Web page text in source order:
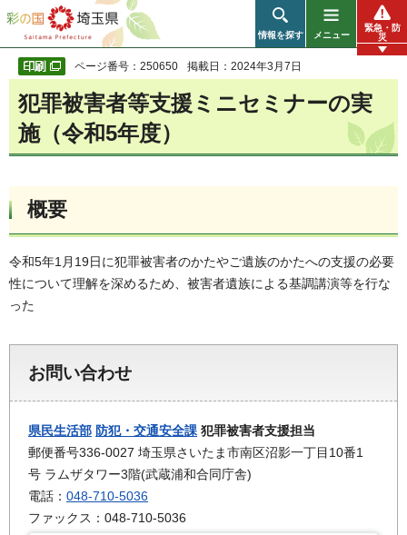
彩の国 埼玉県
情報を探す メニュー
緊急・防
災
ページ番号：250650 掲載日：2024年3月7日
犯罪被害者等支援ミニセミナーの実
施（令和5年度）
概要
令和5年1月19日に犯罪被害者のかたやご遺族のかたへの支援の必要
性について理解を深めるため、被害者遺族による基調講演等を行な
った
お問い合わせ
県民生活部 防犯・交通安全課 犯罪被害者支援担当
郵便番号336-0027 埼玉県さいたま市南区沼影一丁目10番1
号 ラムザタワー3階(武蔵浦和合同庁舎)
電話： 048-710-5036
ファックス：048-710-5036